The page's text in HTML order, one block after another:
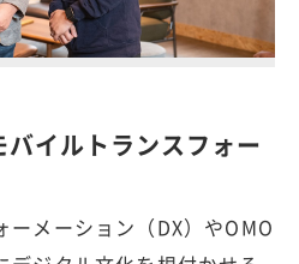
バイルトランスフォー
メーション（DX）やOMO